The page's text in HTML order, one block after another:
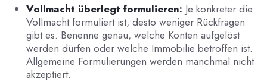
Vollmacht überlegt formulieren: Je konkreter die
Vollmacht formuliert ist, desto weniger Rückfragen
gibt es. Benenne genau, welche Konten aufgelöst
werden dürfen oder welche Immobilie betroffen ist.
Allgemeine Formulierungen werden manchmal nicht
akzeptiert.